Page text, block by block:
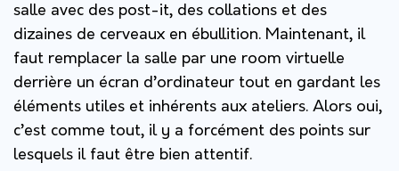
salle avec des post-it, des collations et des
dizaines de cerveaux en ébullition. Maintenant, il
faut remplacer la salle par une room virtuelle
derrière un écran d’ordinateur tout en gardant les
éléments utiles et inhérents aux ateliers. Alors oui,
c’est comme tout, il y a forcément des points sur
lesquels il faut être bien attentif.